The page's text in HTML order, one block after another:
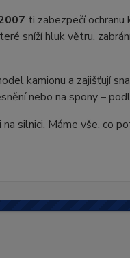
ti zabezpečí
sníží hluk větru,
kamionu a zajišťují
nebo na spony –
silnici. Máme vše, co